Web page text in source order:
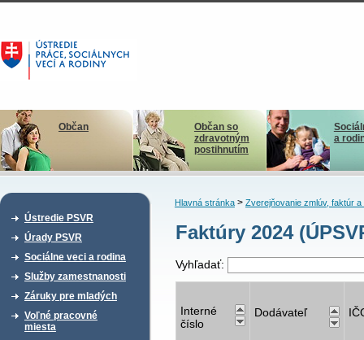
Občan
Občan so
zdravotným
postihnutím
a
Ústredie PSVR
Úrady PSVR
Sociálne veci a rodina
Služby zamestnanosti
Záruky pre mladých
Voľné pracovné
miesta
Hlavná stránka> Zverejňovanie zmlúv, faktúr a
Faktúry 2024
Vyhľadať:
Interné
číslo
Dodávateľ